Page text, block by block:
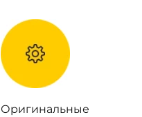
Оригинальные